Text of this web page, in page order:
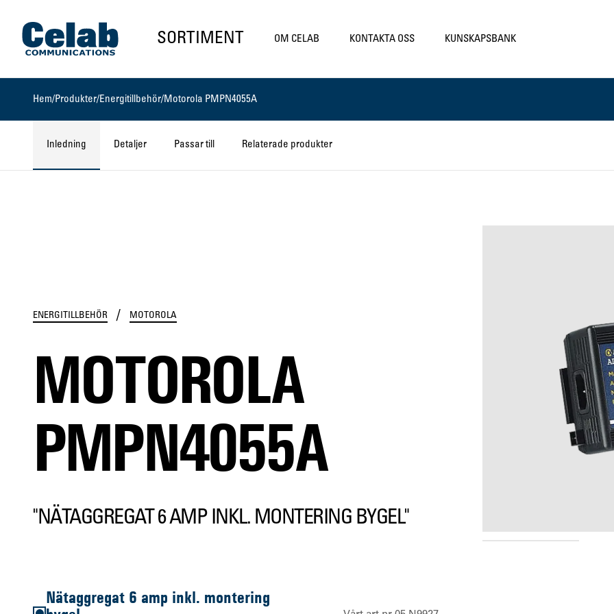
Gå till startsidan
SORTIMENT OM CELAB KONTAKTA OSS KUNSKAPSBANK
Hem/Produkter/Energitillbehör/ Motorola PMPN4055A
Inledning Detaljer Passar till Relaterade produkter
ENERGITILLBEHÖR / MOTOROLA
MOTOROLA
PMPN4055A
"NÄTAGGREGAT 6 AMP INKL. MONTERING BYGEL"
Nätaggregat 6 amp inkl. montering